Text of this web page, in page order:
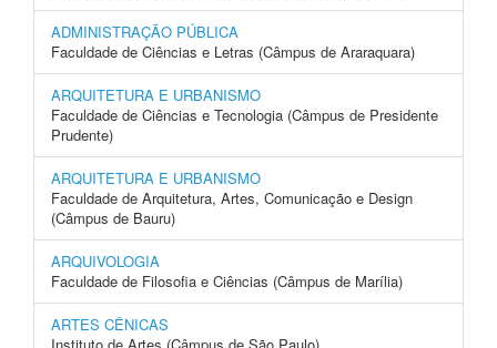
ADMINISTRAÇÃO PÚBLICA
Faculdade de Ciências e Letras (Câmpus de Araraquara)
ARQUITETURA E URBANISMO
Faculdade de Ciências e Tecnologia (Câmpus de Presidente
Prudente)
ARQUITETURA E URBANISMO
Faculdade de Arquitetura, Artes, Comunicação e Design
(Câmpus de Bauru)
ARQUIVOLOGIA
Faculdade de Filosofia e Ciências (Câmpus de Marília)
ARTES CÊNICAS